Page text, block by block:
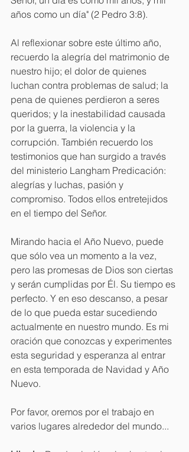
años como un día" (2 Pedro 3:8).
Al reflexionar sobre este último año,
recuerdo la alegría del matrimonio de
nuestro hijo; el dolor de quienes
luchan contra problemas de salud; la
pena de quienes perdieron a seres
queridos; y la inestabilidad causada
por la guerra, la violencia y la
corrupción. También recuerdo los
testimonios que han surgido a través
del ministerio Langham Predicación:
alegrías y luchas, pasión y
compromiso. Todos ellos entretejidos
en el tiempo del Señor.
Mirando hacia el Año Nuevo, puede
que sólo vea un momento a la vez,
pero las promesas de Dios son ciertas
y serán cumplidas por Él. Su tiempo es
perfecto. Y en eso descanso, a pesar
de lo que pueda estar sucediendo
actualmente en nuestro mundo. Es mi
oración que conozcas y experimentes
esta seguridad y esperanza al entrar
en esta temporada de Navidad y Año
Nuevo.
Por favor, oremos por el trabajo en
varios lugares alrededor del mundo...